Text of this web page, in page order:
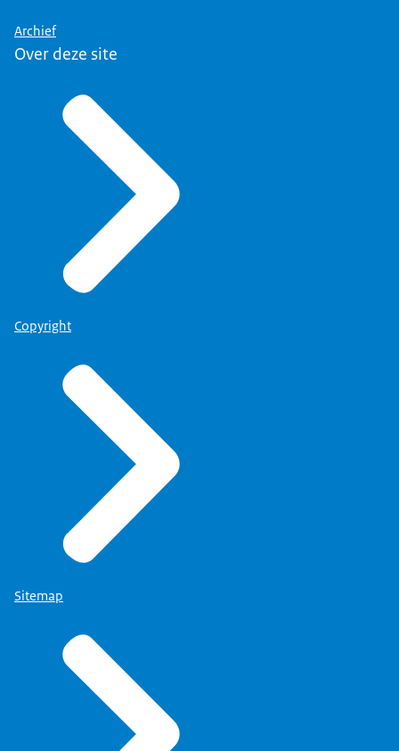
Organisaties
” ziet u een overzicht aan
(overheids)organisaties en de besluiten waar ze voor
verantwoordelijk zijn.
Archief
Over deze site
Copyright
Sitemap